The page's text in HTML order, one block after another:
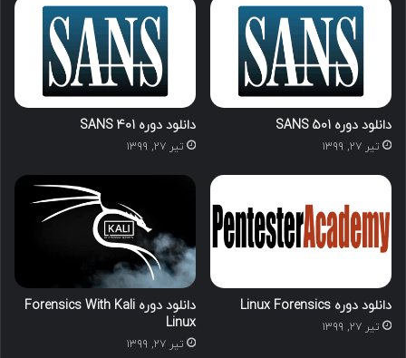
دانلود دوره SANS 501
تیر ۲۷, ۱۳۹۹
دانلود دوره SANS 401
تیر ۲۷, ۱۳۹۹
دانلود دوره Linux Forensics
تیر ۲۷, ۱۳۹۹
دانلود دوره Forensics With Kali
Linux
تیر ۲۷, ۱۳۹۹